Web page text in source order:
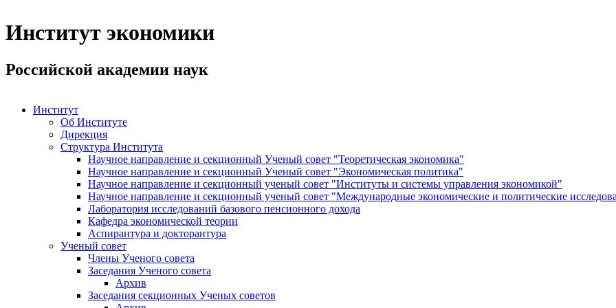
Институт экономики
Российской академии наук
Институт
Об Институте
Дирекция
Структура Института
Научное направление и секционный Ученый совет "Теоретическая экономика"
Научное направление и секционный Ученый совет "Экономическая политика"
Научное направление и секционный ученый совет "Институты и системы управления экономикой"
Научное направление и секционный ученый совет "Международные экономические и политические
Лаборатория исследований базового пенсионного дохода
Кафедра экономической теории
Аспирантура и докторантура
Ученый совет
Члены Ученого совета
Заседания Ученого совета
Архив
Заседания секционных Ученых советов